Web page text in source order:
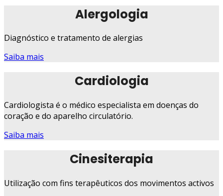
Alergologia
Diagnóstico e tratamento de alergias
Saiba mais
Cardiologia
Cardiologista é o médico especialista em doenças do
coração e do aparelho circulatório.
Saiba mais
Cinesiterapia
Utilização com fins terapêuticos dos movimentos activos